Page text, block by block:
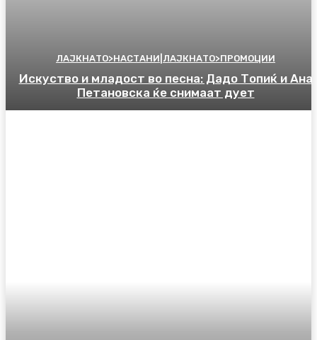
ЛАЈКНАТО>НАСТАНИ|ЛАЈКНАТО>ПРОМОЦИИ
Искуство и младост во песна: Дадо Топиќ и Ана
Петановска ќе снимаат дует